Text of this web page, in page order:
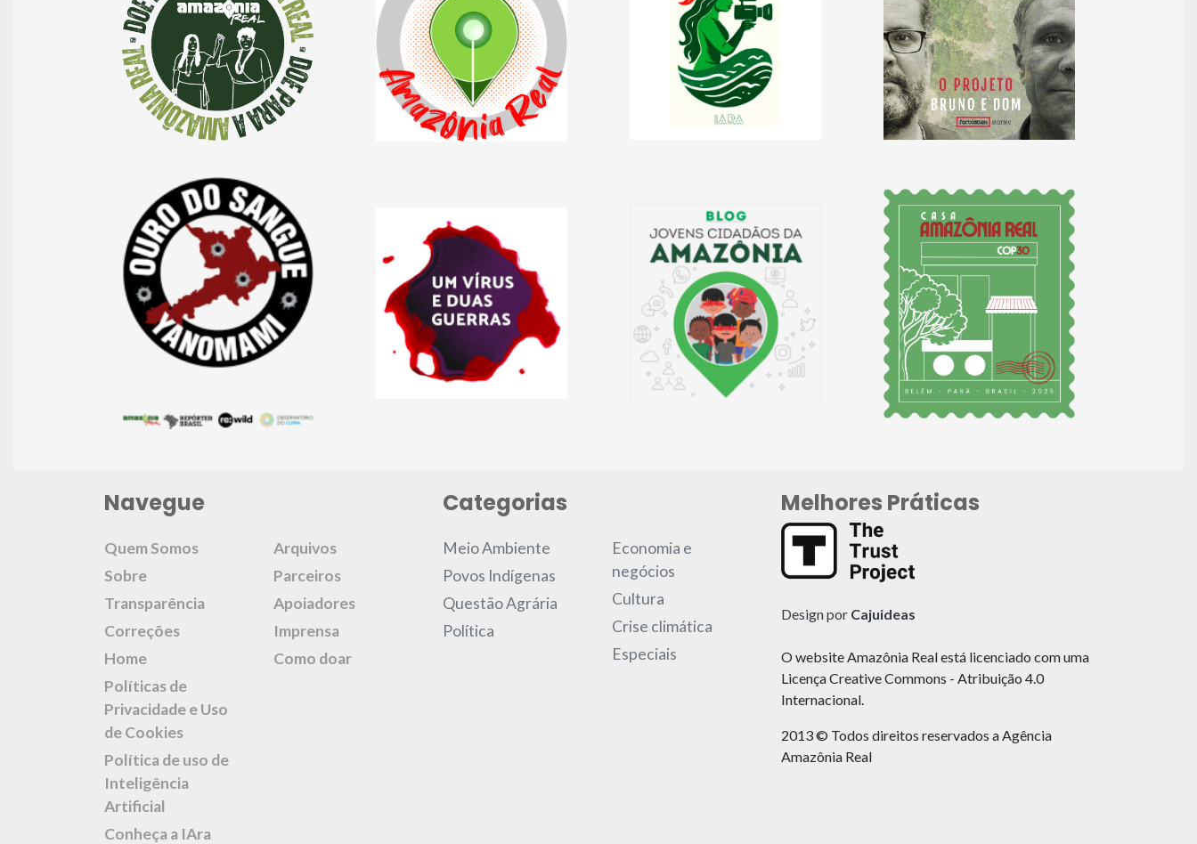
Navegue
Quem Somos
Sobre
Transparência
Correções
Home
Políticas de
Privacidade e Uso
de Cookies
Política de uso de
Inteligência
Artificial
Conheça a IAra
Arquivos
Parceiros
Apoiadores
Imprensa
Como doar
Categorias
Meio Ambiente
Povos Indígenas
Questão Agrária
Política
Economia e
negócios
Cultura
Crise climática
Especiais
Melhores Práticas
Design por Cajuideas
O website Amazônia Real está licenciado com uma
Licença Creative Commons - Atribuição 4.0
Internacional.
2013 © Todos direitos reservados a Agência
Amazônia Real